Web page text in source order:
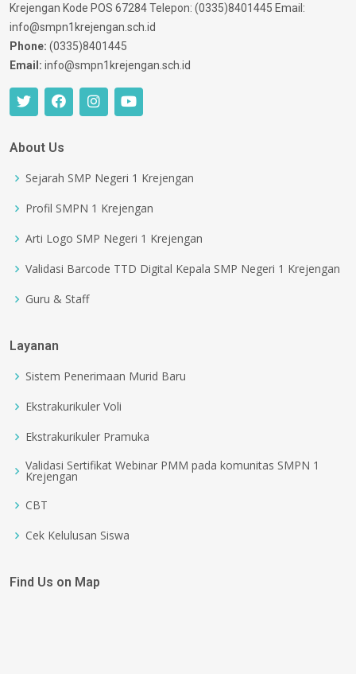
Krejengan Kode POS 67284 Telepon: (0335)8401445 Email:
info@smpn1krejengan.sch.id
Phone: (0335)8401445
Email: info@smpn1krejengan.sch.id
About Us
Sejarah SMP Negeri 1 Krejengan
Profil SMPN 1 Krejengan
Arti Logo SMP Negeri 1 Krejengan
Validasi Barcode TTD Digital Kepala SMP Negeri 1 Krejengan
Guru & Staff
Layanan
Sistem Penerimaan Murid Baru
Ekstrakurikuler Voli
Ekstrakurikuler Pramuka
Validasi Sertifikat Webinar PMM pada komunitas SMPN 1
Krejengan
CBT
Cek Kelulusan Siswa
Find Us on Map